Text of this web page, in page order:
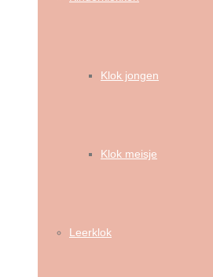
Klok jongen
Klok meisje
Leerklok